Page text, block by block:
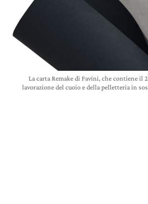
La carta Remake di Favini, che contiene il
lavorazione del cuoio e della pelletteria in